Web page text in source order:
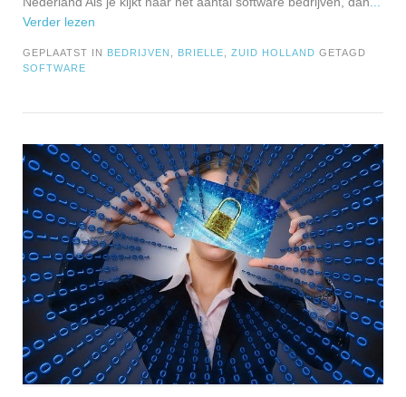
Verder lezen
GEPLAATST IN BEDRIJVEN BRIELLE ZUID HOLLAND GETAGD
SOFTWARE